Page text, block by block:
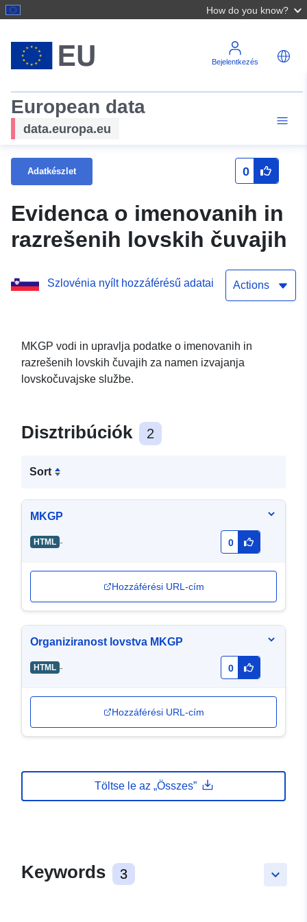
How do you know?
Bejelentkezés
European data
data.europa.eu
Adatkészlet 0
Evidenca o imenovanih in
razrešenih lovskih čuvajih
Szlovénia nyílt hozzáférésű adatai Actions
MKGP vodi in upravlja podatke o imenovanih in
razrešenih lovskih čuvajih za namen izvajanja
lovskočuvajske službe.
Disztribúciók 2
Sort
MKGP
HTML - 0
Hozzáférési URL-cím
Organiziranost lovstva MKGP
HTML - 0
Hozzáférési URL-cím
Töltse le az „Összes”
keyboard_arrow_down
Keywords 3